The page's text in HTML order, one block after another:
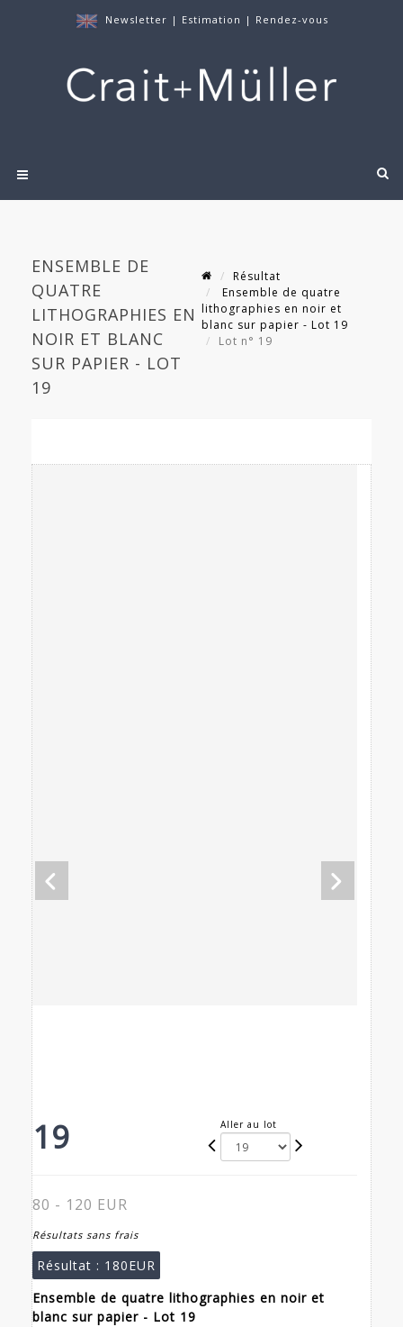
Newsletter | Estimation | Rendez-vous
ENSEMBLE DE
QUATRE
LITHOGRAPHIES EN
NOIR ET BLANC
SUR PAPIER - LOT
19
Résultat
Ensemble de quatre
lithographies en noir et
blanc sur papier - Lot 19
Lot n° 19
19 Aller au lot
80 - 120 EUR
Résultats sans frais
Résultat : 180EUR
Ensemble de quatre lithographies en noir et
blanc sur papier - Lot 19